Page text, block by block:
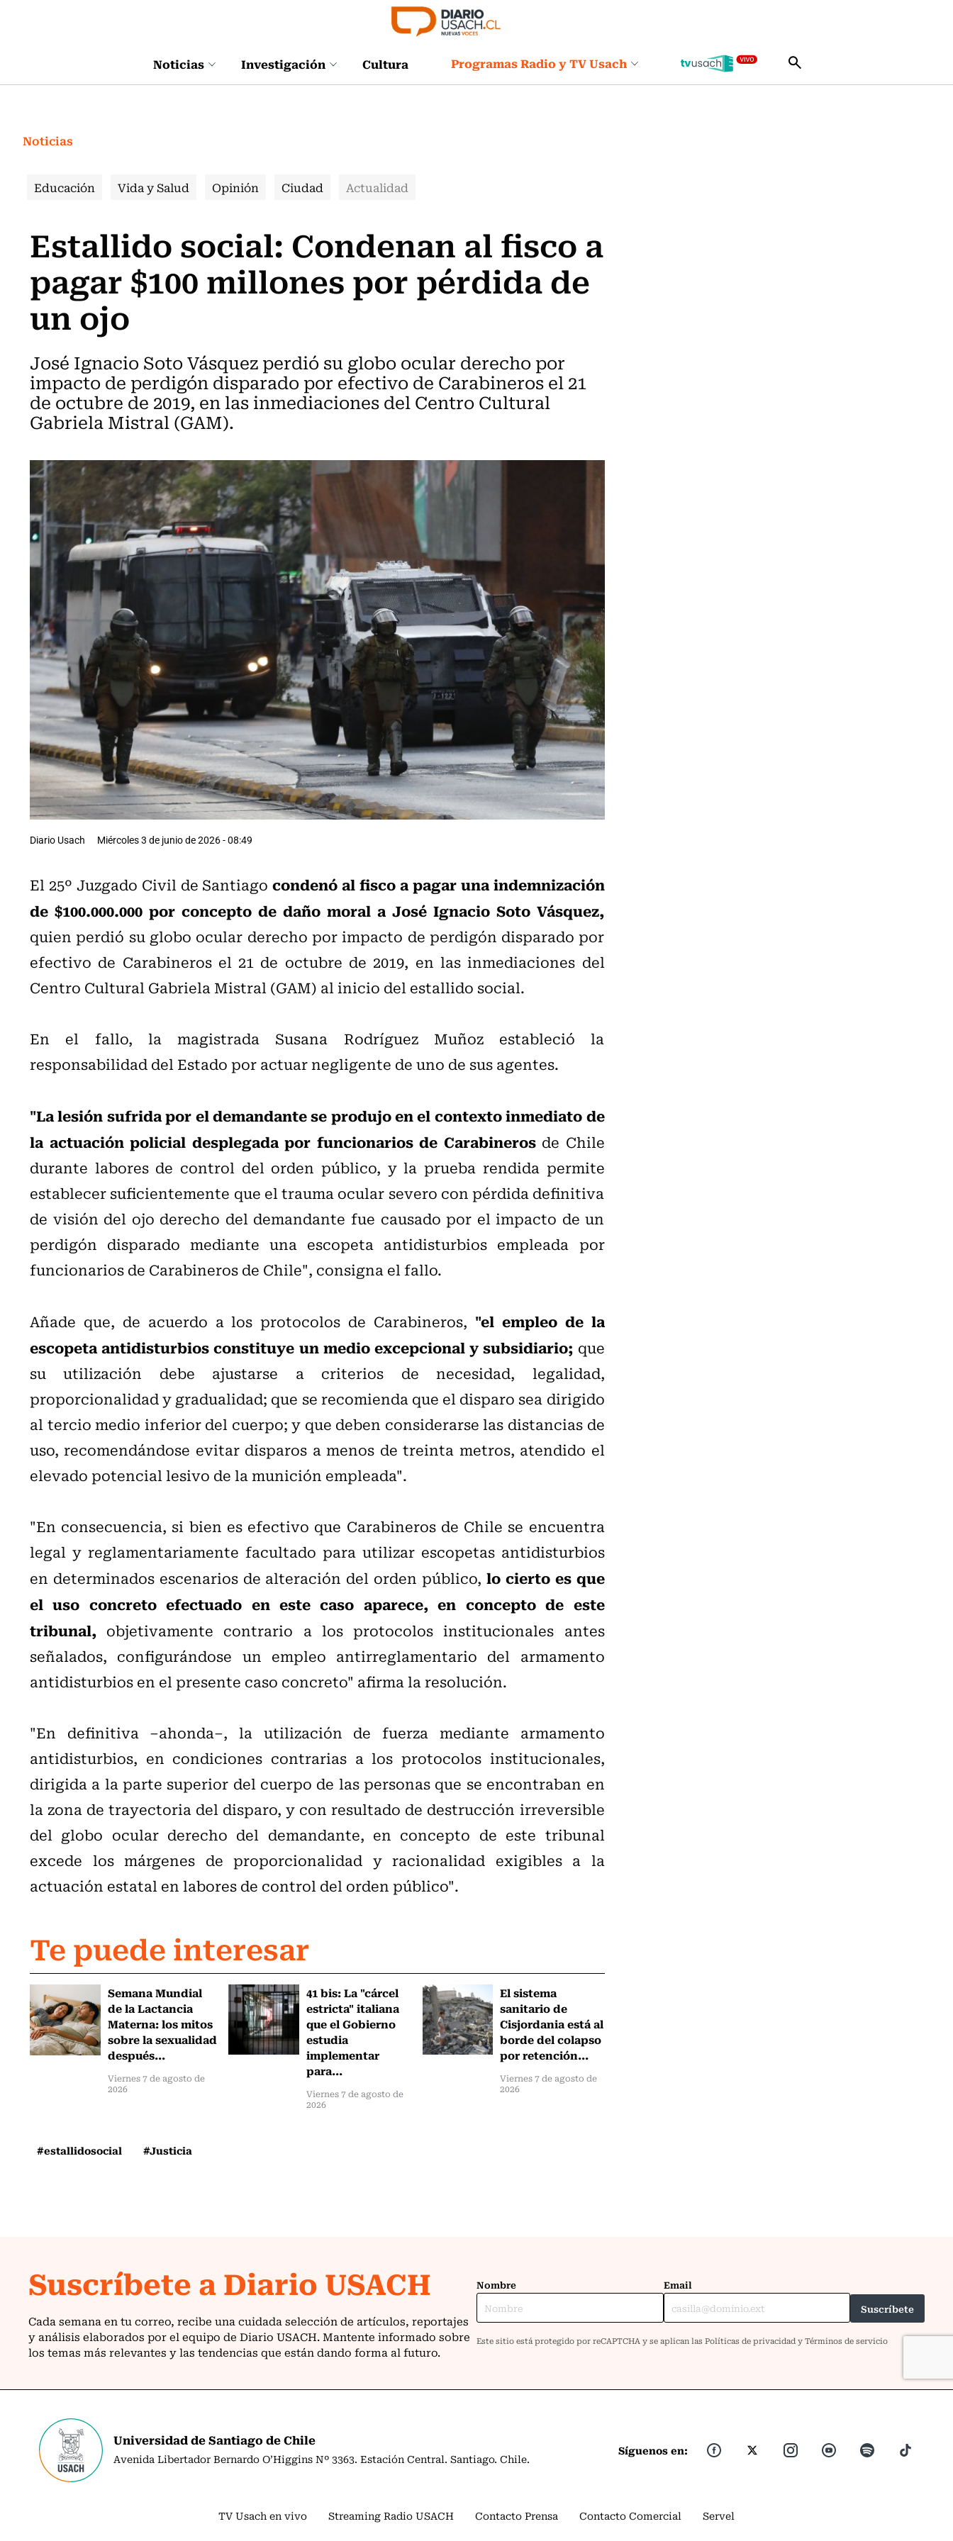
Noticias Investigación Cultura Programas Radio y TV Usach
Noticias
Educación Vida y Salud Opinión Ciudad Actualidad
Estallido social: Condenan al fisco a
pagar $100 millones por pérdida de
un ojo
José Ignacio Soto Vásquez perdió su globo ocular derecho por
impacto de perdigón disparado por efectivo de Carabineros el 21
de octubre de 2019, en las inmediaciones del Centro Cultural
Gabriela Mistral (GAM).
Diario Usach Miércoles 3 de junio de 2026 - 08:49
El 25º Juzgado Civil de Santiagocondenó al fisco a pagar una indemnización
de $100.000.000 por concepto de daño moral a José Ignacio Soto Vásquez,
quien perdió su globo ocular derecho por impacto de perdigón disparado por
efectivo de Carabineros el 21 de octubre de 2019, en las inmediaciones del
Centro Cultural Gabriela Mistral (GAM) al inicio del estallido social.
En el fallo, la magistrada Susana Rodríguez Muñoz estableció la
responsabilidad del Estado por actuar negligente de uno de sus agentes.
"La lesión sufrida por el demandante se produjo en el contexto inmediato de
la actuación policial desplegada por funcionarios de Carabinerosde Chile
durante labores de control del orden público, y la prueba rendida permite
establecer suficientemente que el trauma ocular severo con pérdida definitiva
de visión del ojo derecho del demandante fue causado por el impacto de un
perdigón disparado mediante una escopeta antidisturbios empleada por
funcionarios de Carabineros de Chile", consigna el fallo.
Añade que, de acuerdo a los protocolos de Carabineros, "el empleo de la
escopeta antidisturbios constituye un medio excepcional y subsidiario; que
su utilización debe ajustarse a criterios de necesidad, legalidad,
proporcionalidad y gradualidad; que se recomienda que el disparo sea dirigido
al tercio medio inferior del cuerpo; y que deben considerarse las distancias de
uso, recomendándose evitar disparos a menos de treinta metros, atendido el
elevado potencial lesivo de la munición empleada".
"En consecuencia, si bien es efectivo que Carabineros de Chile se encuentra
legal y reglamentariamente facultado para utilizar escopetas antidisturbios
en determinados escenarios de alteración del orden público, lo cierto es que
el uso concreto efectuado en este caso aparece, en concepto de este
tribunal, objetivamente contrario a los protocolos institucionales antes
señalados, configurándose un empleo antirreglamentario del armamento
antidisturbios en el presente caso concreto" afirma la resolución.
"En definitiva –ahonda–, la utilización de fuerza mediante armamento
antidisturbios, en condiciones contrarias a los protocolos institucionales,
dirigida a la parte superior del cuerpo de las personas que se encontraban en
la zona de trayectoria del disparo, y con resultado de destrucción irreversible
del globo ocular derecho del demandante, en concepto de este tribunal
excede los márgenes de proporcionalidad y racionalidad exigibles a la
actuación estatal en labores de control del orden público".
Te puede interesar
Semana Mundial
de la Lactancia
Materna: los mitos
sobre la sexualidad
después...
Viernes 7 de agosto de
2026
41 bis: La "cárcel
estricta" italiana
que el Gobierno
estudia
implementar
para...
Viernes 7 de agosto de
2026
El sistema
sanitario de
Cisjordania está al
borde del colapso
por retención...
Viernes 7 de agosto de
2026
#estallidosocial #Justicia
Universidad de Santiago de Chile
Avenida Libertador Bernardo O’Higgins Nº 3363. Estación Central. Santiago. Chile.
Síguenos en:
TV Usach en vivo Streaming Radio USACH Contacto Prensa Contacto Comercial Servel